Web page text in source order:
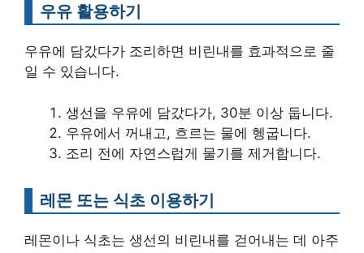
우유 활용하기
우유에 담갔다가 조리하면 비린내를 효과적으로 줄
일 수 있습니다.
생선을 우유에 담갔다가, 30분 이상 둡니다.
우유에서 꺼내고, 흐르는 물에 헹굽니다.
조리 전에 자연스럽게 물기를 제거합니다.
레몬 또는 식초 이용하기
레몬이나 식초는 생선의 비린내를 걷어내는 데 아주